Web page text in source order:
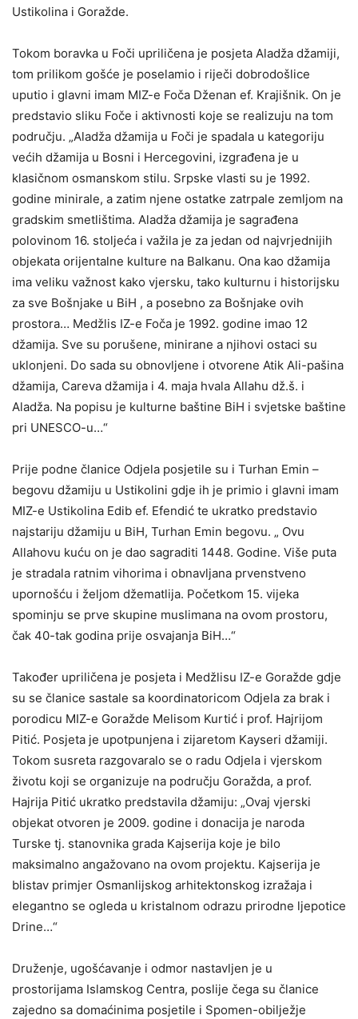
Ustikolina i Goražde.
Tokom boravka u Foči upriličena je posjeta Aladža džamiji,
tom prilikom gošće je poselamio i riječi dobrodošlice
uputio i glavni imam MIZ-e Foča Dženan ef. Krajišnik. On je
predstavio sliku Foče i aktivnosti koje se realizuju na tom
području. „Aladža džamija u Foči je spadala u kategoriju
većih džamija u Bosni i Hercegovini, izgrađena je u
klasičnom osmanskom stilu. Srpske vlasti su je 1992.
godine minirale, a zatim njene ostatke zatrpale zemljom na
gradskim smetlištima. Aladža džamija je sagrađena
polovinom 16. stoljeća i važila je za jedan od najvrjednijih
objekata orijentalne kulture na Balkanu. Ona kao džamija
ima veliku važnost kako vjersku, tako kulturnu i historijsku
za sve Bošnjake u BiH , a posebno za Bošnjake ovih
prostora… Medžlis IZ-e Foča je 1992. godine imao 12
džamija. Sve su porušene, minirane a njihovi ostaci su
uklonjeni. Do sada su obnovljene i otvorene Atik Ali-pašina
džamija, Careva džamija i 4. maja hvala Allahu dž.š. i
Aladža. Na popisu je kulturne baštine BiH i svjetske baštine
pri UNESCO-u…“
Prije podne članice Odjela posjetile su i Turhan Emin –
begovu džamiju u Ustikolini gdje ih je primio i glavni imam
MIZ-e Ustikolina Edib ef. Efendić te ukratko predstavio
najstariju džamiju u BiH, Turhan Emin begovu. „ Ovu
Allahovu kuću on je dao sagraditi 1448. Godine. Više puta
je stradala ratnim vihorima i obnavljana prvenstveno
upornošću i željom džematlija. Početkom 15. vijeka
spominju se prve skupine muslimana na ovom prostoru,
čak 40-tak godina prije osvajanja BiH…“
Također upriličena je posjeta i Medžlisu IZ-e Goražde gdje
su se članice sastale sa koordinatoricom Odjela za brak i
porodicu MIZ-e Goražde Melisom Kurtić i prof. Hajrijom
Pitić. Posjeta je upotpunjena i zijaretom Kayseri džamiji.
Tokom susreta razgovaralo se o radu Odjela i vjerskom
životu koji se organizuje na području Goražda, a prof.
Hajrija Pitić ukratko predstavila džamiju: „Ovaj vjerski
objekat otvoren je 2009. godine i donacija je naroda
Turske tj. stanovnika grada Kajserija koje je bilo
maksimalno angažovano na ovom projektu. Kajserija je
blistav primjer Osmanlijskog arhitektonskog izražaja i
elegantno se ogleda u kristalnom odrazu prirodne ljepotice
Drine…“
Druženje, ugošćavanje i odmor nastavljen je u
prostorijama Islamskog Centra, poslije čega su članice
zajedno sa domaćinima posjetile i Spomen-obilježje